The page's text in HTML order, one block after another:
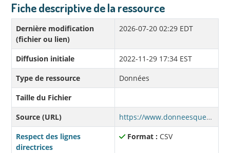
Fiche descriptive de la ressource
Dernière modification
(fichier ou lien)
2026-07-20 02:29 EDT
Diffusion initiale
2022-11-29 17:34 EST
Type de ressource
Données
Taille du Fichier
Source (URL)
https://www.donneesquebec.ca/recherche/dataset/3b475449-f7e0-4f68-b9e8-933dda1916d0/resource/edf89a11-8910-45ee-bd73-41b1d07359f1/download/publications-mac.csv
Respect des lignes
directrices
Format : CSV